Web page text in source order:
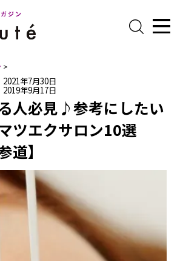
ジン
>
年7月30日
2019年9月17日
人必見♪参考にしたい
ツエクサロン10選
道】